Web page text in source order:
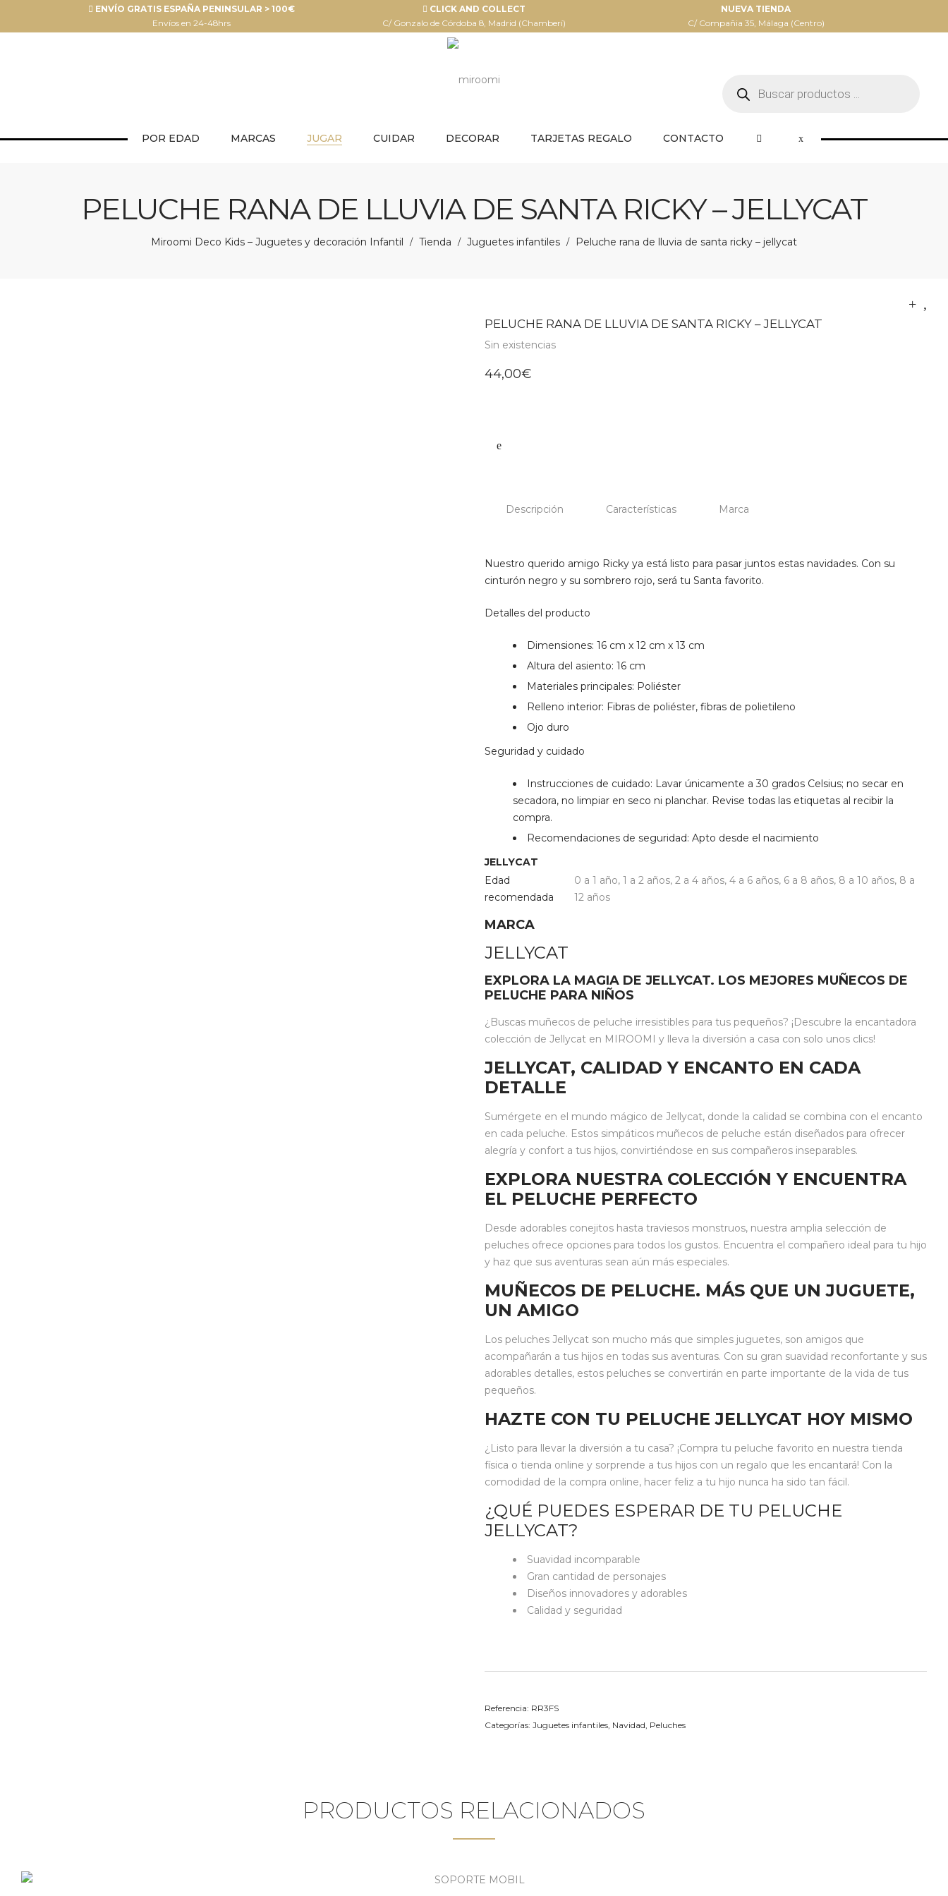
ENVÍO GRATIS ESPAÑA PENINSULAR > 100€
Envíos en 24-48hrs
CLICK AND COLLECT
C/ Gonzalo de Córdoba 8, Madrid (Chamberí)
NUEVA TIENDA
C/ Compañia 35, Málaga (Centro)
productos
POR EDAD MARCAS JUGAR CUIDAR DECORAR TARJETAS REGALO CONTACTO
PELUCHE RANA DE LLUVIA DE SANTA RICKY – JELLYCAT
Miroomi Deco Kids – Juguetes y decoración Infantil / Tienda / Juguetes infantiles / Peluche rana de lluvia de santa ricky – jellycat
PELUCHE RANA DE LLUVIA DE SANTA RICKY – JELLYCAT
Sin existencias
44,00€
Descripción Características Marca
Nuestro querido amigo Ricky ya está listo para pasar juntos estas navidades. Con su
cinturón negro y su sombrero rojo, será tu Santa favorito.
Detalles del producto
Dimensiones: 16 cm x 12 cm x 13 cm
Altura del asiento: 16 cm
Materiales principales: Poliéster
Relleno interior: Fibras de poliéster, fibras de polietileno
Ojo duro
Seguridad y cuidado
Instrucciones de cuidado: Lavar únicamente a 30 grados Celsius; no secar en
secadora, no limpiar en seco ni planchar. Revise todas las etiquetas al recibir la
compra.
Recomendaciones de seguridad: Apto desde el nacimiento
JELLYCAT
Edad
recomendada
0 a 1 año, 1 a 2 años, 2 a 4 años, 4 a 6 años, 6 a 8 años, 8 a 10 años, 8 a
12 años
MARCA
JELLYCAT
EXPLORA LA MAGIA DE JELLYCAT. LOS MEJORES MUÑECOS DE
PELUCHE PARA NIÑOS
¿Buscas muñecos de peluche irresistibles para tus pequeños? ¡Descubre la encantadora
colección de Jellycat en MIROOMI y lleva la diversión a casa con solo unos clics!
JELLYCAT, CALIDAD Y ENCANTO EN CADA
DETALLE
Sumérgete en el mundo mágico de Jellycat, donde la calidad se combina con el encanto
en cada peluche. Estos simpáticos muñecos de peluche están diseñados para ofrecer
alegría y confort a tus hijos, convirtiéndose en sus compañeros inseparables.
EXPLORA NUESTRA COLECCIÓN Y ENCUENTRA
EL PELUCHE PERFECTO
Desde adorables conejitos hasta traviesos monstruos, nuestra amplia selección de
peluches ofrece opciones para todos los gustos. Encuentra el compañero ideal para tu hijo
y haz que sus aventuras sean aún más especiales.
MUÑECOS DE PELUCHE. MÁS QUE UN JUGUETE,
UN AMIGO
Los peluches Jellycat son mucho más que simples juguetes, son amigos que
acompañarán a tus hijos en todas sus aventuras. Con su gran suavidad reconfortante y sus
adorables detalles, estos peluches se convertirán en parte importante de la vida de tus
pequeños.
HAZTE CON TU PELUCHE JELLYCAT HOY MISMO
¿Listo para llevar la diversión a tu casa? ¡Compra tu peluche favorito en nuestra tienda
física o tienda online y sorprende a tus hijos con un regalo que les encantará! Con la
comodidad de la compra online, hacer feliz a tu hijo nunca ha sido tan fácil.
¿QUÉ PUEDES ESPERAR DE TU PELUCHE
JELLYCAT?
Suavidad incomparable
Gran cantidad de personajes
Diseños innovadores y adorables
Calidad y seguridad
Referencia: RR3FS
Categorías: Juguetes infantiles Navidad Peluches
PRODUCTOS RELACIONADOS